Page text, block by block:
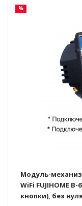
%
Модуль-
WiFi FUJIHOME
кнопки), без